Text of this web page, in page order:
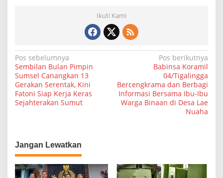
Ikuti Kami
N
a
v
i
s
i
p
Pos sebelumnya
Sembilan Bulan Pimpin
Sumsel Canangkan 13
Gerakan Serentak, Kini
Fatoni Siap Kerja Keras
Sejahterakan Sumut
Pos berikutnya
Babinsa Koramil
04/Tigalingga
Bercengkrama dan Berbagi
Informasi Bersama Ibu-Ibu
Warga Binaan di Desa Lae
Nuaha
Jangan Lewatkan